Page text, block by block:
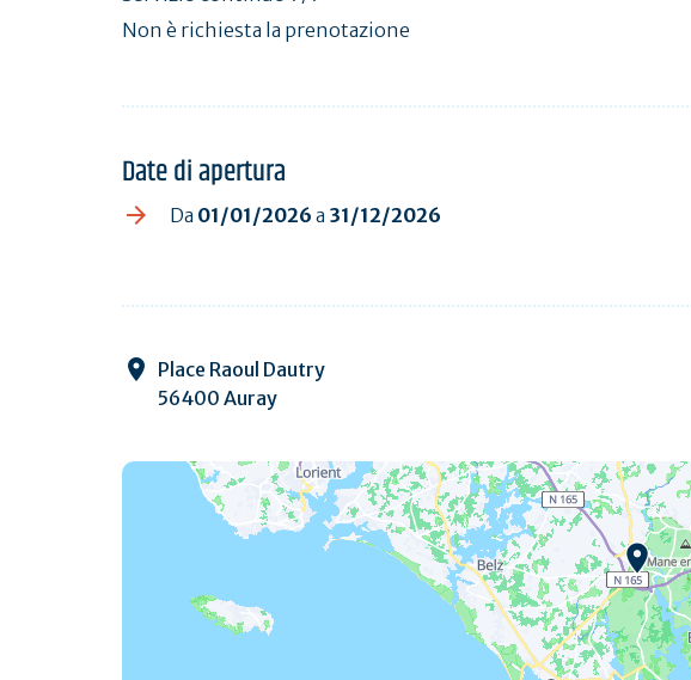
Non è richiesta la prenotazione
Date di apertura
Da 01/01/2026 a 31/12/2026
Place Raoul Dautry
56400 Auray